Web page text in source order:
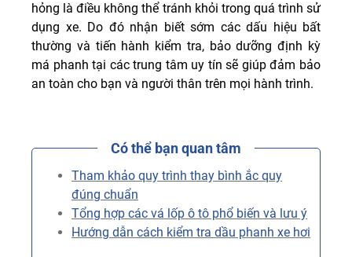
hỏng là điều không thể tránh khỏi trong quá trình sử
dụng xe. Do đó nhận biết sớm các dấu hiệu bất
thường và tiến hành kiểm tra, bảo dưỡng định kỳ
má phanh tại các trung tâm uy tín sẽ giúp đảm bảo
an toàn cho bạn và người thân trên mọi hành trình.
Có thể bạn quan tâm
Tham khảo quy trình thay bình ắc quy
đúng chuẩn
Tổng hợp các vá lốp ô tô phổ biến và lưu ý
Hướng dẫn cách kiểm tra dầu phanh xe hơi